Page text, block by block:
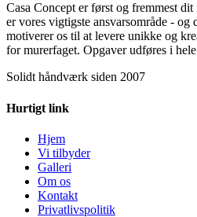
Casa Concept er først og fremmest
er vores vigtigste ansvarsområde - og
motiverer os til at levere unikke og
for murerfaget. Opgaver udføres i
Solidt håndværk siden 2007
Hurtigt link
Hjem
Vi tilbyder
Galleri
Om os
Kontakt
Privatlivspolitik